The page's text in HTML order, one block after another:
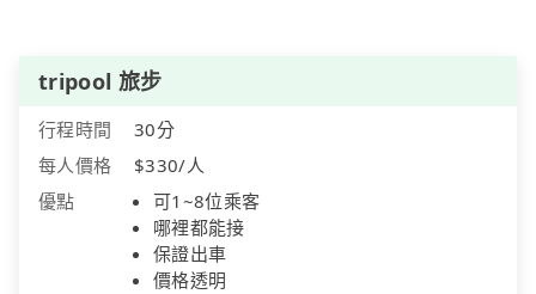
tripool 旅步
行程時間
30分
每人價格
$330/人
優點
可1~8位乘客
哪裡都能接
保證出車
價格透明